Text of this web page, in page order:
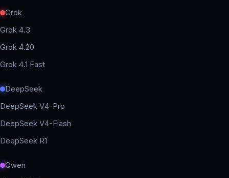
Grok
Grok 4.3
Grok 4.20
Grok 4.1 Fast
DeepSeek
DeepSeek V4-Pro
DeepSeek V4-Flash
DeepSeek R1
Qwen